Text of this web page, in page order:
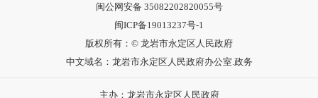
闽公网安备 35082202820055号
闽ICP备19013237号-1
版权所有：© 龙岩市永定区人民政府
中文域名：龙岩市永定区人民政府办公室.政务
主办：龙岩市永定区人民政府